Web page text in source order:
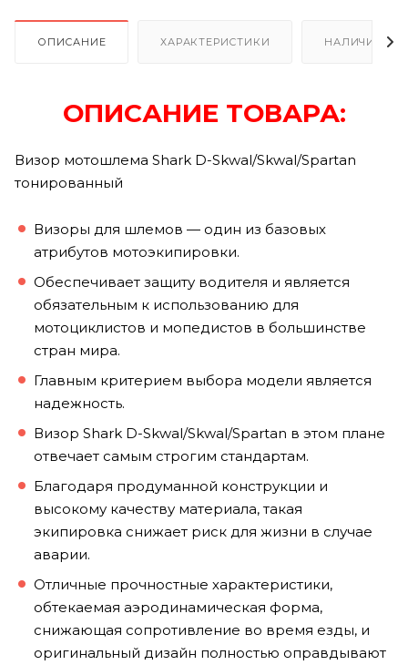
ОПИСАНИЕ ХАРАКТЕРИСТИКИ НАЛИЧИЕ В
ОПИСАНИЕ ТОВАРА:
Визор мотошлема Shark D-Skwal/Skwal/Spartan
тонированный
Визоры для шлемов — один из базовых
атрибутов мотоэкипировки.
Обеспечивает защиту водителя и является
обязательным к использованию для
мотоциклистов и мопедистов в большинстве
стран мира.
Главным критерием выбора модели является
надежность.
Визор Shark D-Skwal/Skwal/Spartan в этом плане
отвечает самым строгим стандартам.
Благодаря продуманной конструкции и
высокому качеству материала, такая
экипировка снижает риск для жизни в случае
аварии.
Отличные прочностные характеристики,
обтекаемая аэродинамическая форма,
снижающая сопротивление во время езды, и
оригинальный дизайн полностью оправдывают